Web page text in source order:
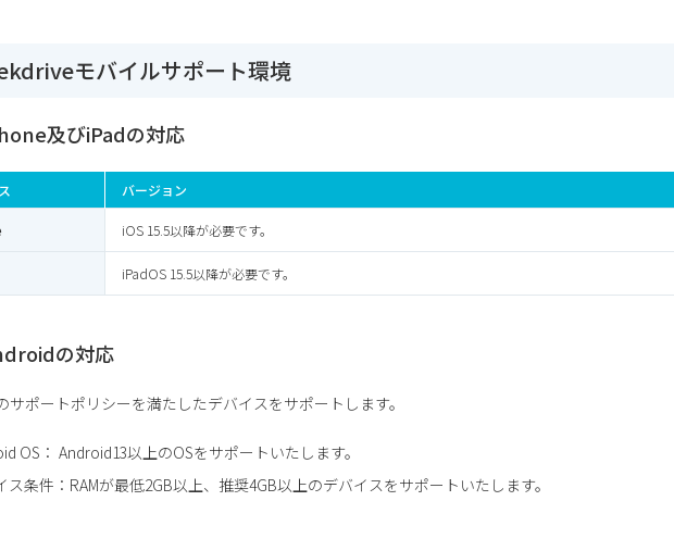
モバイルサポート環境
及びiPadの対応
バージョン
iOS 15.5以降が必要です。
iPadOS 15.5以降が必要です。
の対応
サポートポリシーを満たしたデバイスをサポートします。
OS： Android13以上のOSをサポートいたします。
ス条件：RAMが最低2GB以上、推奨4GB以上のデバイスをサポートいたします。